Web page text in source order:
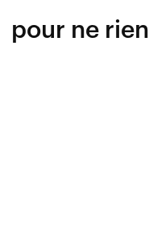
pour ne rien